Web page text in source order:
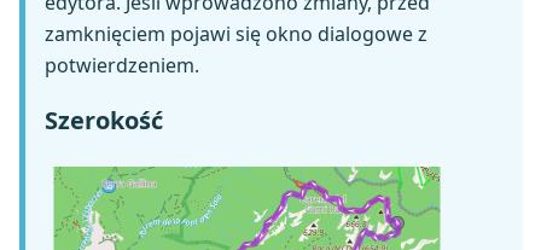
zamknięciem pojawi się okno dialogowe z
potwierdzeniem.
Szerokość